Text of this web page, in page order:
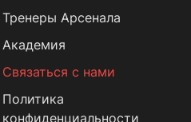
Тренеры Арсенала
Академия
Связаться с нами
Политика
конфиденциальности